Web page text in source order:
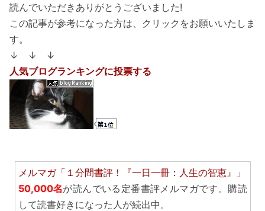
読んでいただきありがとうございました!
この記事が参考になった方は、クリックをお願いいたしま
す。
↓ ↓ ↓
人気ブログランキングに投票する
メルマガ「１分間書評！『一日一冊：人生の智恵』」
50,000名が読んでいる定番書評メルマガです。購読
して読書好きになった人が続出中。